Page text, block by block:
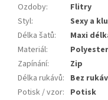
Ozdoby:
Flitry
Styl:
Sexy a
Délka šatů:
Maxi
Materiál:
Polyester
Zapínání:
Zip
Délka rukávů: Bez
Potisk / vzor: Potisk